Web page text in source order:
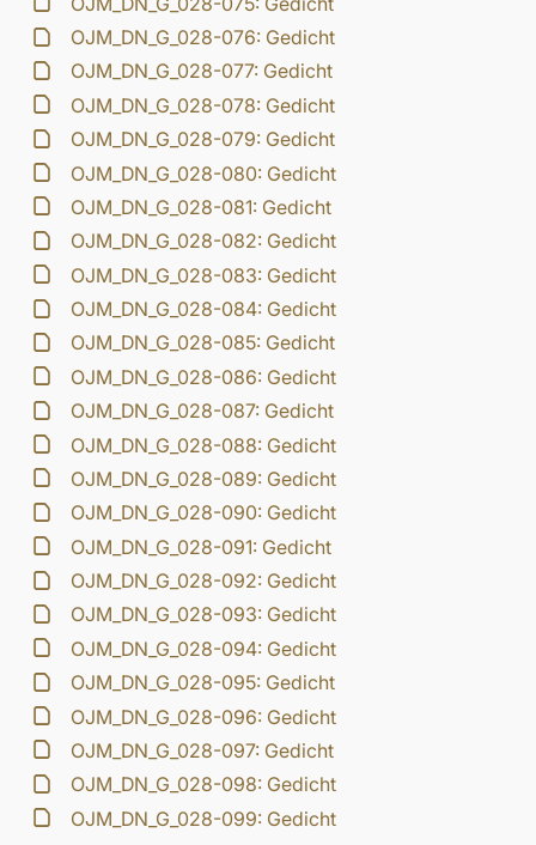
OJM_DN_G_028-076: Gedicht
OJM_DN_G_028-077: Gedicht
OJM_DN_G_028-078: Gedicht
OJM_DN_G_028-079: Gedicht
OJM_DN_G_028-080: Gedicht
OJM_DN_G_028-081: Gedicht
OJM_DN_G_028-082: Gedicht
OJM_DN_G_028-083: Gedicht
OJM_DN_G_028-084: Gedicht
OJM_DN_G_028-085: Gedicht
OJM_DN_G_028-086: Gedicht
OJM_DN_G_028-087: Gedicht
OJM_DN_G_028-088: Gedicht
OJM_DN_G_028-089: Gedicht
OJM_DN_G_028-090: Gedicht
OJM_DN_G_028-091: Gedicht
OJM_DN_G_028-092: Gedicht
OJM_DN_G_028-093: Gedicht
OJM_DN_G_028-094: Gedicht
OJM_DN_G_028-095: Gedicht
OJM_DN_G_028-096: Gedicht
OJM_DN_G_028-097: Gedicht
OJM_DN_G_028-098: Gedicht
OJM_DN_G_028-099: Gedicht